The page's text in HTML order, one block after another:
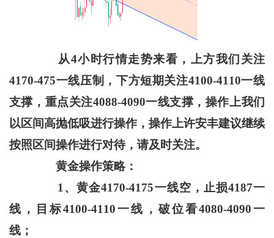
从4小时行情走势来看，上方我们关注
4170-475一线压制，下方短期关注4100-4110一线
支撑，重点关注4088-4090一线支撑，操作上我们
以区间高抛低吸进行操作，操作上许安丰建议继续
按照区间操作进行对待，请及时关注。
黄金操作策略：
1、黄金4170-4175一线空，止损4187一
线，目标4100-4110一线，破位看4080-4090一
线；